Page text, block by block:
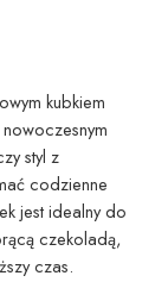
kubkiem
styl z
codzienne
jest idealny do
czekoladą,
czas.